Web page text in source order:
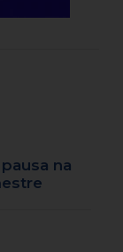
na